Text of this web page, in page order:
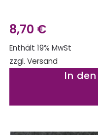
8,70 €
Enthält 19% MwSt
zzgl. Versand
In